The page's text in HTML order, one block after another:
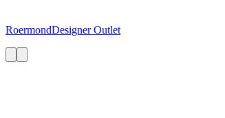
RoermondDesigner Outlet